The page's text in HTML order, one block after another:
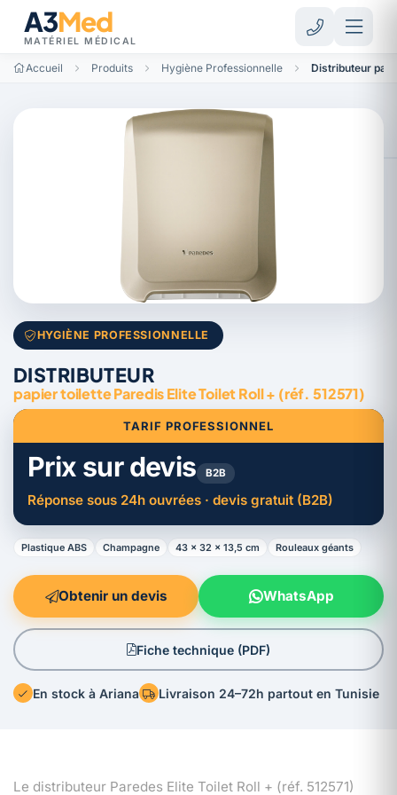
A3Med
MATÉRIEL MÉDICAL
Accueil Produits Hygiène Professionnelle Distributeur
HYGIÈNE PROFESSIONNELLE
DISTRIBUTEUR
papier toilette Paredis Elite Toilet Roll + (réf. 512571)
TARIF PROFESSIONNEL
Prix sur devis B2B
Réponse sous 24h ouvrées · devis gratuit (B2B)
Plastique ABS Champagne 43 × 32 × 13,5 cm Rouleaux géants
Obtenir un devis WhatsApp
Fiche technique (PDF)
En stock à Ariana Livraison 24–72h partout en Tunisie
Le distributeur Paredes Elite Toilet Roll + (réf. 512571)